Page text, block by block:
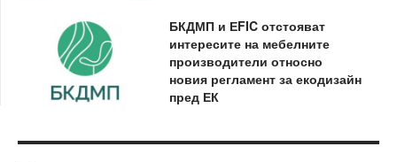
БКДМП и ЕFIC отстояват
интересите на мебелните
производители относно
новия регламент за екодизайн
пред ЕК